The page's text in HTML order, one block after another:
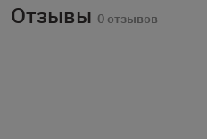
Отзывы 0 отзывов